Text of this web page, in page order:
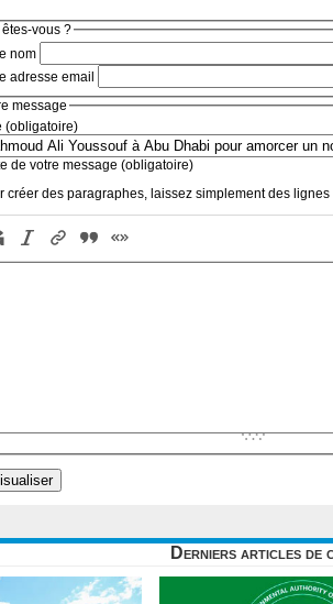
vous ?
nom
adresse email
message
(obligatoire)
de votre message (obligatoire)
créer des paragraphes, laissez simplement des lignes
Derniers articles de